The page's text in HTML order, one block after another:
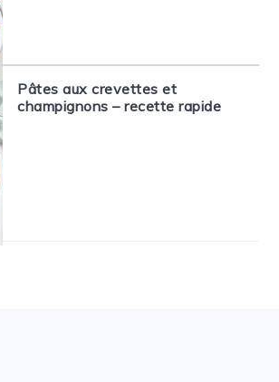
Pâtes aux crevettes et
champignons – recette rapide